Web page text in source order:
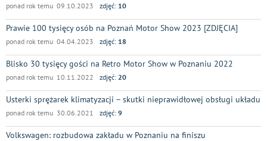
ponad rok temu 09.10.2023 zdjęć: 10
Prawie 100 tysięcy osób na Poznań Motor Show 2023 [ZDJĘCIA]
ponad rok temu 04.04.2023 zdjęć: 18
Blisko 30 tysięcy gości na Retro Motor Show w Poznaniu 2022
ponad rok temu 10.11.2022 zdjęć: 20
Usterki sprężarek klimatyzacji – skutki nieprawidłowej obsługi układu
ponad rok temu 30.06.2021 zdjęć: 9
Volkswagen: rozbudowa zakładu w Poznaniu na finiszu